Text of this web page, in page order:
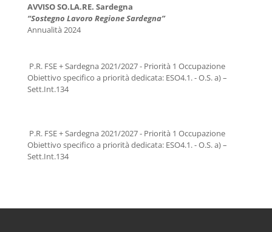
AVVISO SO.LA.RE. Sardegna
“Sostegno Lavoro Regione Sardegna”
Annualità 2024
P.R. FSE + Sardegna 2021/2027 - Priorità 1 Occupazione
Obiettivo specifico a priorità dedicata: ESO4.1. - O.S. a) –
Sett.Int.134
P.R. FSE + Sardegna 2021/2027 - Priorità 1 Occupazione
Obiettivo specifico a priorità dedicata: ESO4.1. - O.S. a) –
Sett.Int.134